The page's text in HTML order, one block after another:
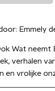
Emmely
Wat neemt
verhalen
en vrolijke